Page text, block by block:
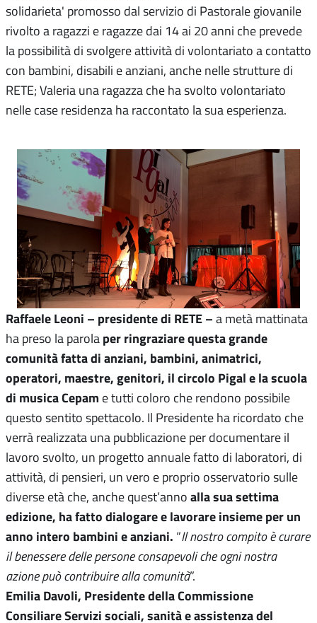
solidarieta' promosso dal servizio di Pastorale giovanile
rivolto a ragazzi e ragazze dai 14 ai 20 anni che prevede
la possibilità di svolgere attività di volontariato a contatto
con bambini, disabili e anziani, anche nelle strutture di
RETE; Valeria una ragazza che ha svolto volontariato
nelle case residenza ha raccontato la sua esperienza.
Raffaele Leoni – presidente di RETE – a metà mattinata
ha preso la parola per ringraziare questa grande
comunità fatta di anziani, bambini, animatrici,
operatori, maestre, genitori, il circolo Pigal e la scuola
di musica Cepam e tutti coloro che rendono possibile
questo sentito spettacolo. Il Presidente ha ricordato che
verrà realizzata una pubblicazione per documentare il
lavoro svolto, un progetto annuale fatto di laboratori, di
attività, di pensieri, un vero e proprio osservatorio sulle
diverse età che, anche quest’anno alla sua settima
edizione, ha fatto dialogare e lavorare insieme per un
anno intero bambini e anziani. “Il nostro compito è curare
il benessere delle persone consapevoli che ogni nostra
azione può contribuire alla comunità”.
Emilia Davoli, Presidente della Commissione
Consiliare Servizi sociali, sanità e assistenza del